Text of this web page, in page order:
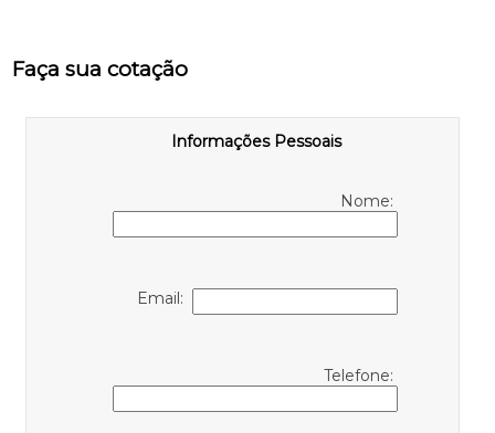
Faça sua cotação
Informações Pessoais
Nome:
Email:
Telefone: